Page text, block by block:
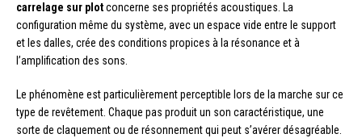
carrelage sur plotconcerne ses propriétés acoustiques. La
configuration même du système, avec un espace vide entre le support
et les dalles, crée des conditions propices à la résonance et à
l’amplification des sons.
Le phénomène est particulièrement perceptible lors de la marche sur ce
type de revêtement. Chaque pas produit un son caractéristique, une
sorte de claquement ou de résonnement qui peut s’avérer désagréable.